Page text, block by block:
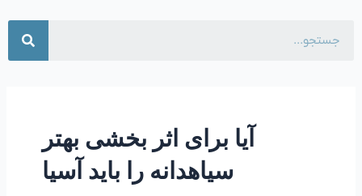
آیا برای اثر بخشی بهتر
سیاهدانه را باید آسیا